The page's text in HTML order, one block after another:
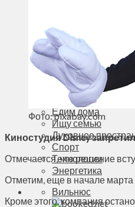
Экология
Происшествия
Приграничье
Деньги
Визиты
Выборы
Агроновости
Едим дома
Ищу семью
Духовное
Спорт
Технологии
Энергетика
Вильнюс
Фото: pixabay.com
Киностудия Disney
Отмечается, что решение
Отметим, еще в начале марта
Кроме этого, компания